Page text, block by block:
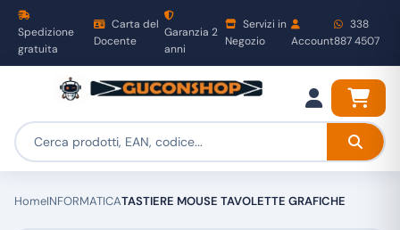
Spedizione
gratuita
Carta del
Docente
Garanzia 2
anni
Servizi in
Negozio
Account
338
887 4507
HomeINFORMATICATASTIERE MOUSE TAVOLETTE GRAFICHE